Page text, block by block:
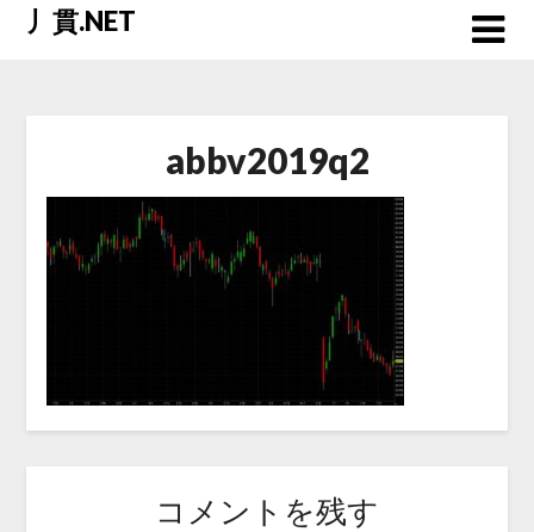
Skip丿貫.NET
abbv2019q2
コメントを残す